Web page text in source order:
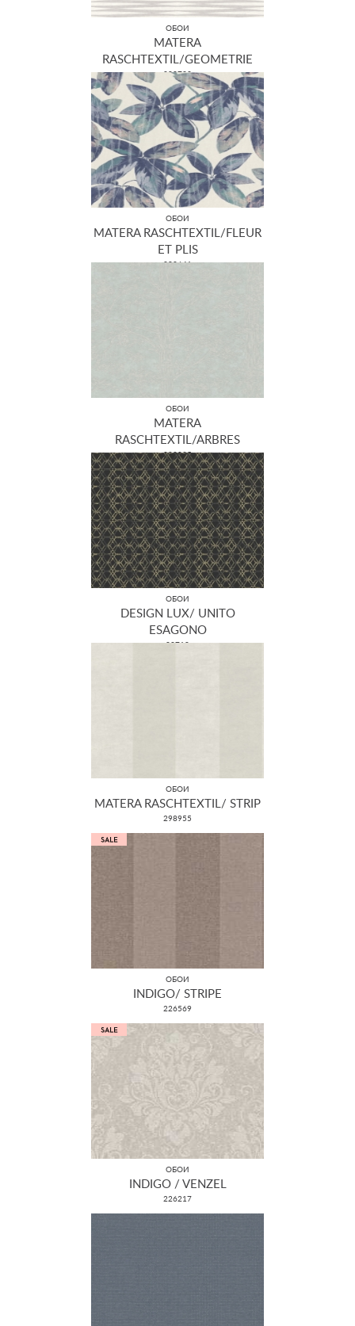
ОБОИ
MATERA
RASCHTEXTIL/GEOMETRIE
298733
ОБОИ
MATERA RASCHTEXTIL/FLEUR
ET PLIS
298641
ОБОИ
MATERA
RASCHTEXTIL/ARBRES
298825
ОБОИ
DESIGN LUX/ UNITO
ESAGONO
22710
ОБОИ
MATERA RASCHTEXTIL/ STRIP
298955
ОБОИ
INDIGO/ STRIPE
226569
ОБОИ
INDIGO / VENZEL
226217